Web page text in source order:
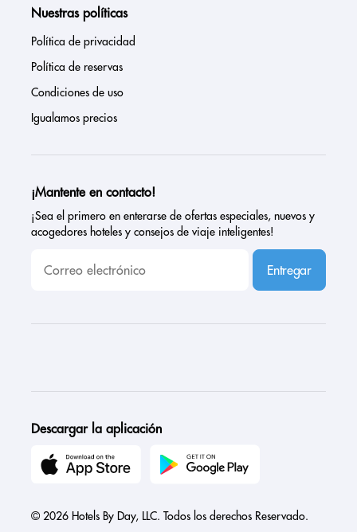
Nuestras políticas
Política de privacidad
Política de reservas
Condiciones de uso
Igualamos precios
¡Mantente en contacto!
¡Sea el primero en enterarse de ofertas especiales, nuevos y
acogedores hoteles y consejos de viaje inteligentes!
Entregar
Descargar la aplicación
© 2026 Hotels By Day, LLC. Todos los derechos Reservado.